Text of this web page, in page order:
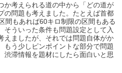
か考えられる道の中から「どの道が
の問題も考えました。たとえば首都
間もあれば60キロ制限の区間もある
そういった条件も問題設定として入
えましたが、それでは問題自体がか
もう少しピンポイントな部分で問題
渋滞情報を題材にしたら面白いと思